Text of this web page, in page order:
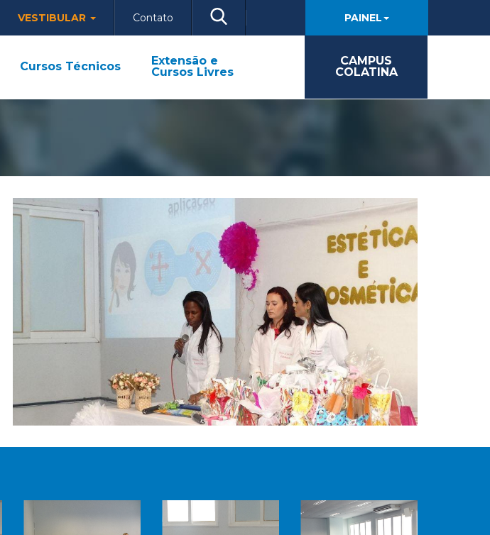
VESTIBULAR Contato PAINEL
Cursos Técnicos
Extensão e
Cursos Livres
CAMPUS
COLATINA